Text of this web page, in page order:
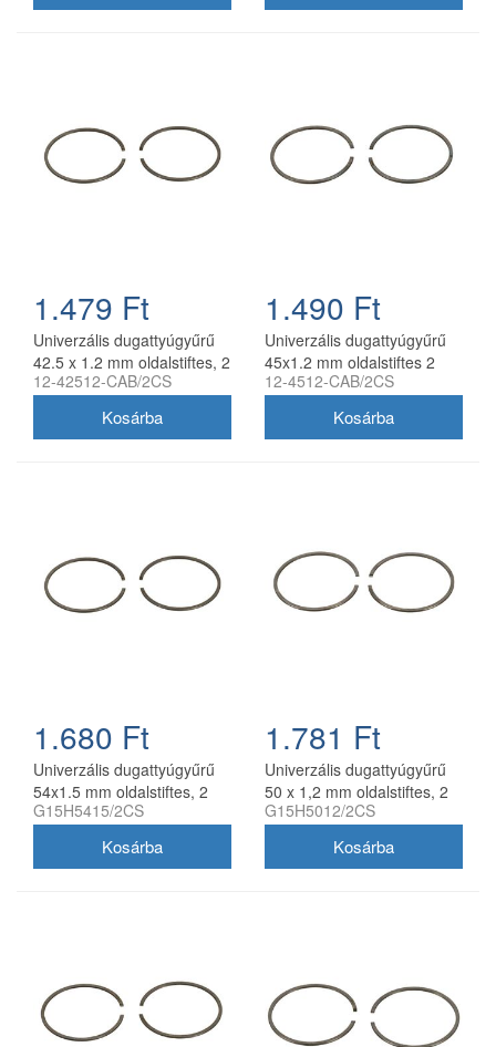
1.479 Ft
Univerzális dugattyúgyűrű
42.5 x 1.2 mm oldalstiftes, 2
db/csomag, utángyártott
12-42512-CAB/2CS
1.490 Ft
Univerzális dugattyúgyűrű
45x1.2 mm oldalstiftes 2
db/csomag utángyártott
12-4512-CAB/2CS
1.680 Ft
Univerzális dugattyúgyűrű
54x1.5 mm oldalstiftes, 2
db/csomag, utángyártott
G15H5415/2CS
1.781 Ft
Univerzális dugattyúgyűrű
50 x 1,2 mm oldalstiftes, 2
db/csomag utángyártott
G15H5012/2CS